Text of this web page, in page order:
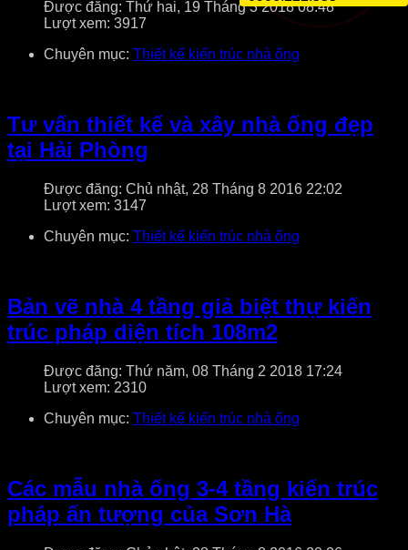
Được đăng: Thứ hai, 19 Tháng 3 2018 08:48
Lượt xem: 3917
Chuyên mục: Thiết kế kiến trúc nhà ống
Tư vấn thiết kế và xây nhà ống đẹp
tại Hải Phòng
Được đăng: Chủ nhật, 28 Tháng 8 2016 22:02
Lượt xem: 3147
Chuyên mục: Thiết kế kiến trúc nhà ống
Bản vẽ nhà 4 tầng giả biệt thự kiến
trúc pháp diện tích 108m2
Được đăng: Thứ năm, 08 Tháng 2 2018 17:24
Lượt xem: 2310
Chuyên mục: Thiết kế kiến trúc nhà ống
Các mẫu nhà ống 3-4 tầng kiến trúc
pháp ấn tượng của Sơn Hà